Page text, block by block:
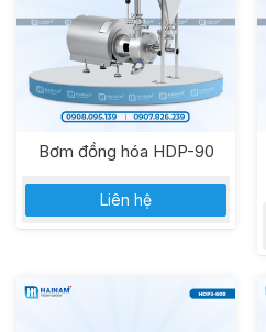
Bơm đồng hóa HDP-90
Liên hệ